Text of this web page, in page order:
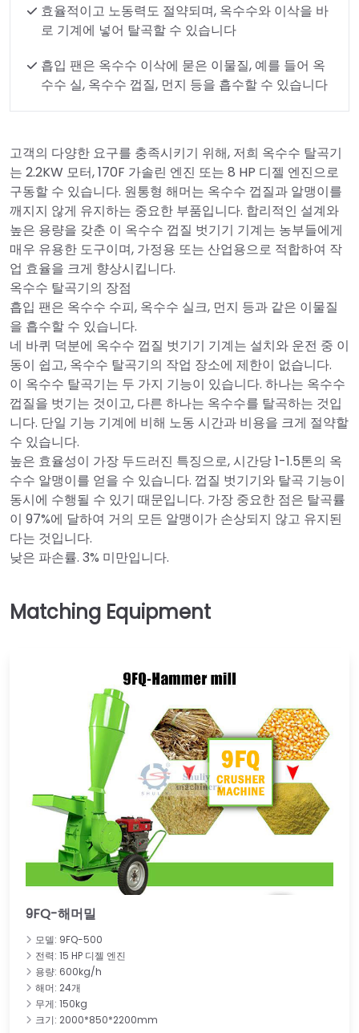
효율적이고 노동력도 절약되며, 옥수수와 이삭을 바
로 기계에 넣어 탈곡할 수 있습니다
흡입 팬은 옥수수 이삭에 묻은 이물질, 예를 들어 옥
수수 실, 옥수수 껍질, 먼지 등을 흡수할 수 있습니다
고객의 다양한 요구를 충족시키기 위해, 저희 옥수수 탈곡기
는 2.2KW 모터, 170F 가솔린 엔진 또는 8 HP 디젤 엔진으로
구동할 수 있습니다. 원통형 해머는 옥수수 껍질과 알맹이를
깨지지 않게 유지하는 중요한 부품입니다. 합리적인 설계와
높은 용량을 갖춘 이 옥수수 껍질 벗기기 기계는 농부들에게
매우 유용한 도구이며, 가정용 또는 산업용으로 적합하여 작
업 효율을 크게 향상시킵니다.
옥수수 탈곡기의 장점
흡입 팬은 옥수수 수피, 옥수수 실크, 먼지 등과 같은 이물질
을 흡수할 수 있습니다.
네 바퀴 덕분에 옥수수 껍질 벗기기 기계는 설치와 운전 중 이
동이 쉽고, 옥수수 탈곡기의 작업 장소에 제한이 없습니다.
이 옥수수 탈곡기는 두 가지 기능이 있습니다. 하나는 옥수수
껍질을 벗기는 것이고, 다른 하나는 옥수수를 탈곡하는 것입
니다. 단일 기능 기계에 비해 노동 시간과 비용을 크게 절약할
수 있습니다.
높은 효율성이 가장 두드러진 특징으로, 시간당 1-1.5톤의 옥
수수 알맹이를 얻을 수 있습니다. 껍질 벗기기와 탈곡 기능이
동시에 수행될 수 있기 때문입니다. 가장 중요한 점은 탈곡률
이 97%에 달하여 거의 모든 알맹이가 손상되지 않고 유지된
다는 것입니다.
낮은 파손률. 3% 미만입니다.
9FQ-해머밀
모델: 9FQ-500
전력: 15 HP 디젤 엔진
용량: 600kg/h
해머: 24개
무게: 150kg
크기: 2000*850*2200mm